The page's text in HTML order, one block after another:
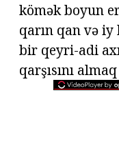
kömək boyun
qarın qan və iy
bir qeyri-adi
qarşısını